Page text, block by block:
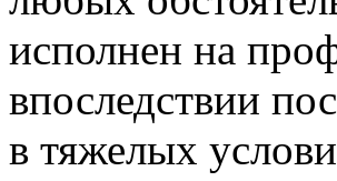
исполнен на
впоследствии
в тяжелых